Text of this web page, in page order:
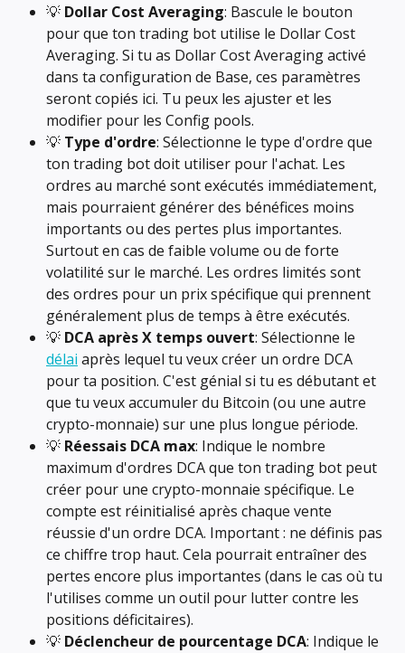
💡 Dollar Cost Averaging: Bascule le bouton
pour que ton trading bot utilise le Dollar Cost
Averaging. Si tu as Dollar Cost Averaging activé
dans ta configuration de Base, ces paramètres
seront copiés ici. Tu peux les ajuster et les
modifier pour les Config pools.
💡 Type d'ordre: Sélectionne le type d'ordre que
ton trading bot doit utiliser pour l'achat. Les
ordres au marché sont exécutés immédiatement,
mais pourraient générer des bénéfices moins
importants ou des pertes plus importantes.
Surtout en cas de faible volume ou de forte
volatilité sur le marché. Les ordres limités sont
des ordres pour un prix spécifique qui prennent
généralement plus de temps à être exécutés.
💡 DCA après X temps ouvert: Sélectionne le
délai après lequel tu veux créer un ordre DCA
pour ta position. C'est génial si tu es débutant et
que tu veux accumuler du Bitcoin (ou une autre
crypto-monnaie) sur une plus longue période.
💡 Réessais DCA max: Indique le nombre
maximum d'ordres DCA que ton trading bot peut
créer pour une crypto-monnaie spécifique. Le
compte est réinitialisé après chaque vente
réussie d'un ordre DCA. Important : ne définis pas
ce chiffre trop haut. Cela pourrait entraîner des
pertes encore plus importantes (dans le cas où tu
l'utilises comme un outil pour lutter contre les
positions déficitaires).
💡 Déclencheur de pourcentage DCA: Indique le